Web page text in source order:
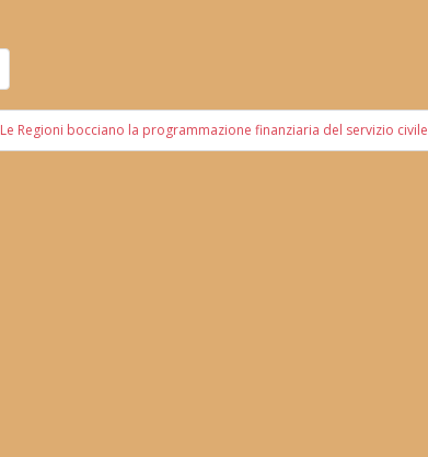
Le Regioni bocciano la programmazione finanziaria del servizio civile